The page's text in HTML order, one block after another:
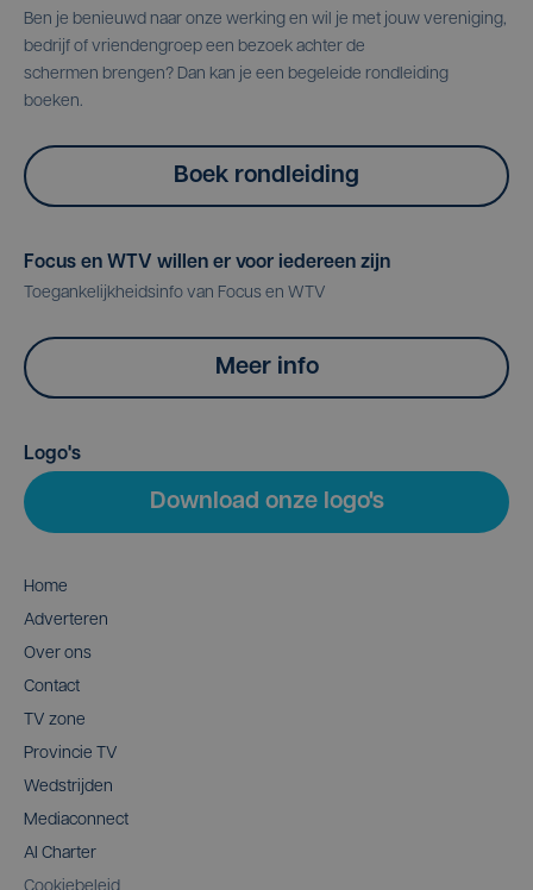
Ben je benieuwd naar onze werking en wil je met jouw vereniging,
bedrijf of vriendengroep een bezoek achter de
schermen brengen? Dan kan je een begeleide rondleiding
boeken.
Boek rondleiding
Focus en WTV willen er voor iedereen zijn
Toegankelijkheidsinfo van Focus en WTV
Meer info
Logo's
Download onze logo's
Home
Adverteren
Over ons
Contact
TV zone
Provincie TV
Wedstrijden
Mediaconnect
AI Charter